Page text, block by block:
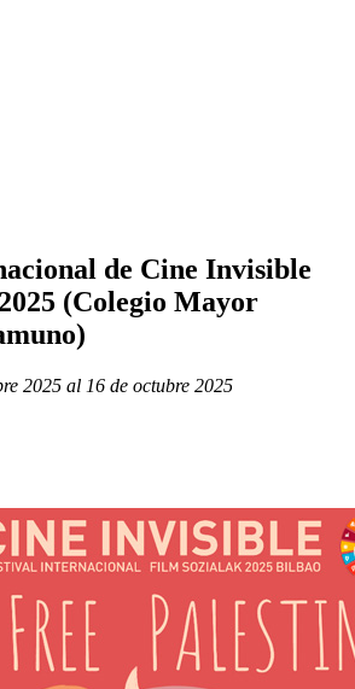
de Cine Invisible
(Colegio Mayor
2025 al 16 de octubre 2025